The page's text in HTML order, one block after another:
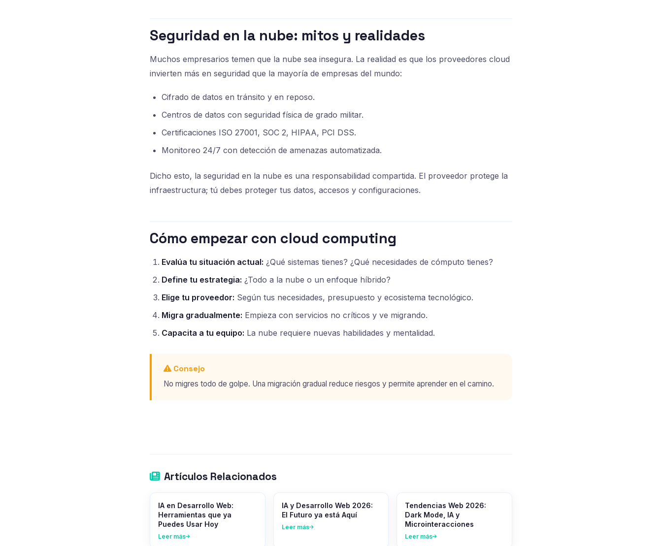
Seguridad en la nube: mitos y realidades
Muchos empresarios temen que la nube sea insegura. La realidad es que los proveedores cloud
invierten más en seguridad que la mayoría de empresas del mundo:
Cifrado de datos en tránsito y en reposo.
Centros de datos con seguridad física de grado militar.
Certificaciones ISO 27001, SOC 2, HIPAA, PCI DSS.
Monitoreo 24/7 con detección de amenazas automatizada.
Dicho esto, la seguridad en la nube es una responsabilidad compartida. El proveedor protege la
infraestructura; tú debes proteger tus datos, accesos y configuraciones.
Cómo empezar con cloud computing
Evalúa tu situación actual: ¿Qué sistemas tienes? ¿Qué necesidades de cómputo tienes?
Define tu estrategia: ¿Todo a la nube o un enfoque híbrido?
Elige tu proveedor: Según tus necesidades, presupuesto y ecosistema tecnológico.
Migra gradualmente: Empieza con servicios no críticos y ve migrando.
Capacita a tu equipo: La nube requiere nuevas habilidades y mentalidad.
Consejo
No migres todo de golpe. Una migración gradual reduce riesgos y permite aprender en el camino.
Artículos Relacionados
IA en Desarrollo Web:
Herramientas que ya
Puedes Usar Hoy
Leer más
IA y Desarrollo Web 2026:
El Futuro ya está Aquí
Leer más
Tendencias Web 2026:
Dark Mode, IA y
Microinteracciones
Leer más